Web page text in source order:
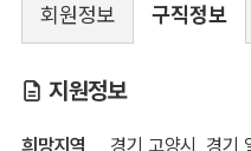
회원정보 구직정보
지원정보
희망지역 경기 고양시, 경기